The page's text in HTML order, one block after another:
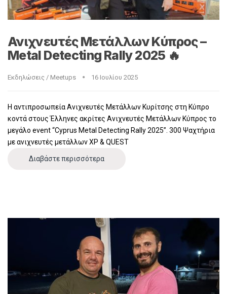
Ανιχνευτές Μετάλλων Κύπρος –
Metal Detecting Rally 2025 🔥
Εκδηλώσεις / Meetups 16 Ιουλίου 2025
Η αντιπροσωπεία Ανιχνευτές Μετάλλων Κυρίτσης στη Κύπρο
κοντά στους Έλληνες ακρίτες Ανιχνευτές Μετάλλων Κύπρος το
μεγάλο event “Cyprus Metal Detecting Rally 2025”. 300 Ψαχτήρια
με ανιχνευτές μετάλλων XP & QUEST
Διαβάστε περισσότερα